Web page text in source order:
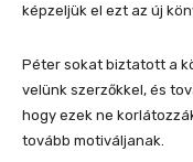
képzeljük el ezt az új
Péter sokat biztatott a
velünk szerzőkkel, és
hogy ezek ne
tovább motiváljanak.